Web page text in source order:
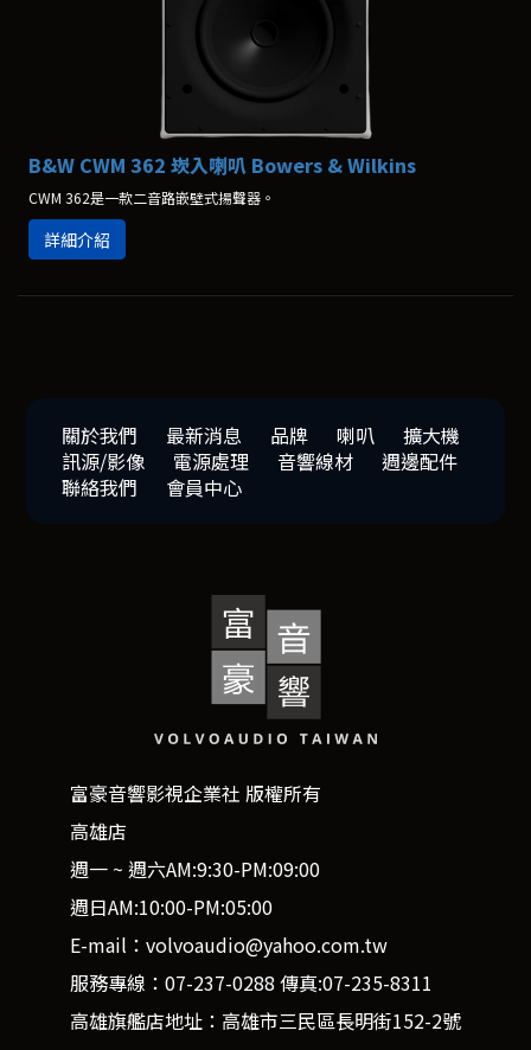
B&W CWM 362 崁入喇叭 Bowers & Wilkins
CWM 362是一款二音路嵌壁式揚聲器。
詳細介紹
關於我們 最新消息 品牌 喇叭
擴大機
訊源/影像
電源處理 音響線材
週邊配件
聯絡我們
會員中心
富豪音響影視企業社 版權所有
高雄店
週一 ~ 週六AM:9:30-PM:09:00
週日AM:10:00-PM:05:00
E-mail：volvoaudio@yahoo.com.tw
服務專線：07-237-0288 傳真:07-235-8311
高雄旗艦店地址：高雄市三民區長明街152-2號